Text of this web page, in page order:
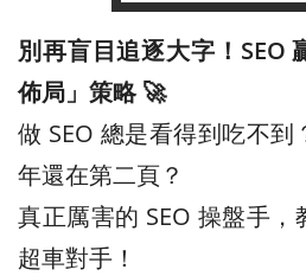
別再盲目追逐大字！SEO
佈局」策略 🚀
做 SEO 總是看得到吃不
年還在第二頁？
真正厲害的 SEO 操盤手
超車對手！